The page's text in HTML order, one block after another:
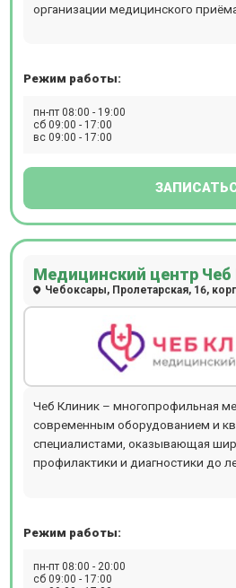
организации медицинского
оказываемых нами медицинских
УЗИ-диагностики, прием Анализов,
Режим работы:
пн-пт 08:00 - 19:00
сб 09:00 - 17:00
вс 09:00 - 17:00
Медицинский центр Чеб
Чебоксары, Пролетарская, 16,
Чеб Клиник – многопрофильная
современным оборудованием и
специалистами, оказывающая
профилактики и диагностики до
Режим работы:
пн-пт 08:00 - 20:00
сб 09:00 - 17:00